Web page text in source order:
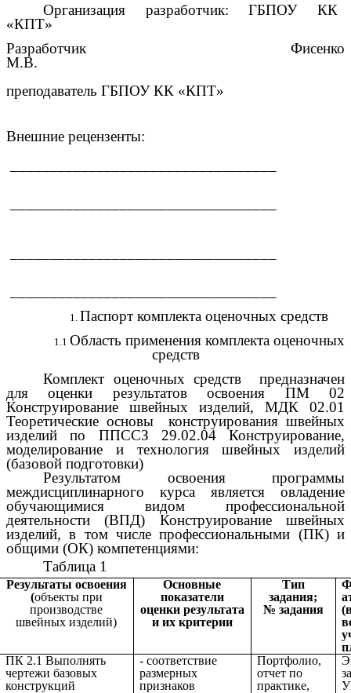
Организация разработчик:ГБПОУ КК
«КПТ»
Разработчик Фисенко
М.В.
преподаватель ГБПОУ КК «КПТ»
Внешние рецензенты:
Паспорт комплекта оценочных средств
Область применения комплекта оценочных
средств
Комплект оценочных средств предназначен
для оценки результатов освоения ПМ 02
Конструирование швейных изделий, МДК 02.01
Теоретические основы конструирования швейных
изделий по ППССЗ 29.02.04 Конструирование,
моделирование и технология швейных изделий
(базовой подготовки)
Результатом освоения программы
междисциплинарного курса является овладение
обучающимися видом профессиональной
деятельности (ВПД) Конструирование швейных
изделий, в том числе профессиональными (ПК) и
общими (ОК) компетенциями:
Таблица 1
Результаты освоения
(объекты при
производстве
швейных изделий)
Основные
показатели
оценки результата
и их критерии
Тип
задания;
№ задания
ПК 2.1 Выполнять
чертежи базовых
конструкций
- соответствие
размерных
признаков
Портфолио,
отчет по
практике,